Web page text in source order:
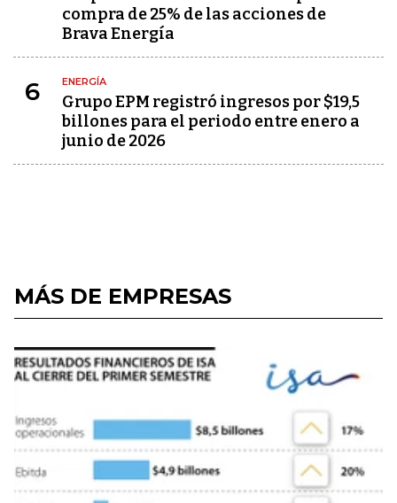
compra de 25% de las acciones de
Brava Energía
6 ENERGÍA
Grupo EPM registró ingresos por $19,5
billones para el periodo entre enero a
junio de 2026
MÁS DE EMPRESAS